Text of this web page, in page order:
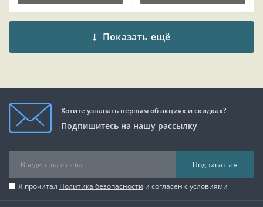
Показать ещё
Хотите узнавать первым об акциях и скидках?
Подпишитесь на нашу рассылку
Подписаться
Я прочитал Политика безопасности и согласен с условиями